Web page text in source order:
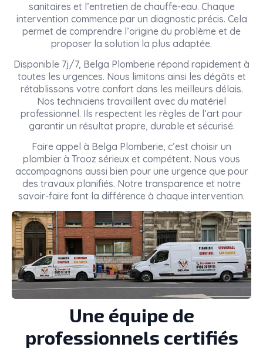
sanitaires et l’entretien de chauffe-eau. Chaque
intervention commence par un diagnostic précis. Cela
permet de comprendre l’origine du problème et de
proposer la solution la plus adaptée.
Disponible 7j/7, Belga Plomberie répond rapidement à
toutes les urgences. Nous limitons ainsi les dégâts et
rétablissons votre confort dans les meilleurs délais.
Nos techniciens travaillent avec du matériel
professionnel. Ils respectent les règles de l’art pour
garantir un résultat propre, durable et sécurisé.
Faire appel à Belga Plomberie, c’est choisir un
plombier à Trooz sérieux et compétent. Nous vous
accompagnons aussi bien pour une urgence que pour
des travaux planifiés. Notre transparence et notre
savoir-faire font la différence à chaque intervention.
Une équipe de
professionnels certifiés